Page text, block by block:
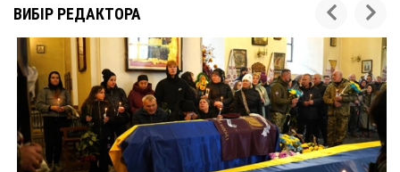
ВИБІР РЕДАКТОРА